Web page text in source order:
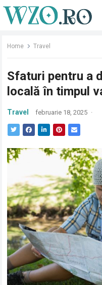
Home Travel
Sfaturi pentru a
locală în timpul
Travel februarie 18, 2025 ·